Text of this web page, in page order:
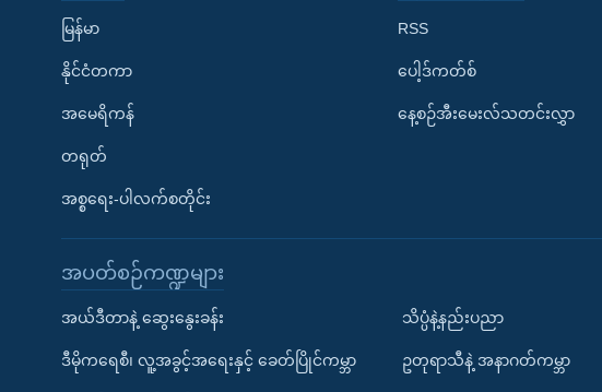
မြန်မာ
နိုင်ငံတကာ
အမေရိကန်
တရုတ်
အစ္စရေး-ပါလက်စတိုင်း
RSS
ပေါ့ဒ်ကတ်စ်
နေ့စဉ်အီးမေးလ်သတင်းလွှာ
အပတ်စဉ်ကဏ္ဍများ
အယ်ဒီတာနဲ့ ဆွေးနွေးခန်း
ဒီမိုကရေစီ၊ လူ့အခွင့်အရေးနှင့် ခေတ်ပြိုင်ကမ္ဘာ
သိပ္ပံနဲ့နည်းပညာ
ဥတုရာသီနဲ့ အနာဂတ်ကမ္ဘာ